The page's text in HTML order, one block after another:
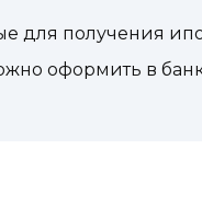
для получения
оформить в